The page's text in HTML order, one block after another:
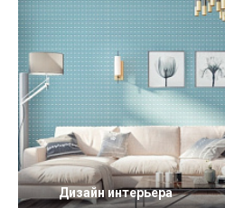
Дизайн интерьера